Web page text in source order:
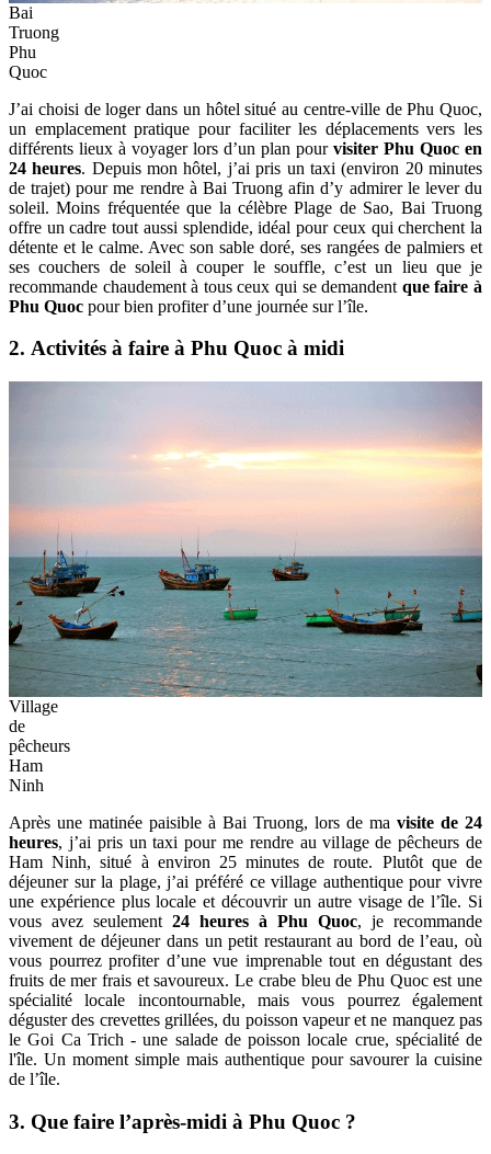
Bai
Truong
Phu
Quoc
J’ai choisi de loger dans un hôtel situé au centre-ville de Phu Quoc,
un emplacement pratique pour faciliter les déplacements vers les
différents lieux à voyager lors d’un plan pour visiter Phu Quoc en
24 heures. Depuis mon hôtel, j’ai pris un taxi (environ 20 minutes
de trajet) pour me rendre à Bai Truong afin d’y admirer le lever du
soleil. Moins fréquentée que la célèbre Plage de Sao, Bai Truong
offre un cadre tout aussi splendide, idéal pour ceux qui cherchent la
détente et le calme. Avec son sable doré, ses rangées de palmiers et
ses couchers de soleil à couper le souffle, c’est un lieu que je
recommande chaudement à tous ceux qui se demandent que faire à
Phu Quoc pour bien profiter d’une journée sur l’île.
2. Activités à faire à Phu Quoc à midi
Village
de
pêcheurs
Ham
Ninh
Après une matinée paisible à Bai Truong, lors de ma visite de 24
heures, j’ai pris un taxi pour me rendre au village de pêcheurs de
Ham Ninh, situé à environ 25 minutes de route. Plutôt que de
déjeuner sur la plage, j’ai préféré ce village authentique pour vivre
une expérience plus locale et découvrir un autre visage de l’île. Si
vous avez seulement 24 heures à Phu Quoc, je recommande
vivement de déjeuner dans un petit restaurant au bord de l’eau, où
vous pourrez profiter d’une vue imprenable tout en dégustant des
fruits de mer frais et savoureux. Le crabe bleu de Phu Quoc est une
spécialité locale incontournable, mais vous pourrez également
déguster des crevettes grillées, du poisson vapeur et ne manquez pas
le Goi Ca Trich - une salade de poisson locale crue, spécialité de
l'île. Un moment simple mais authentique pour savourer la cuisine
de l’île.
3. Que faire l’après-midi à Phu Quoc ?